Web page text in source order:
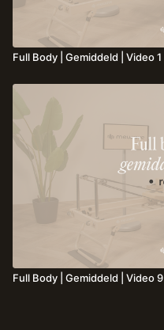
Full Body | Gemiddeld | Video 1
Full Body | Gemiddeld | Video 9